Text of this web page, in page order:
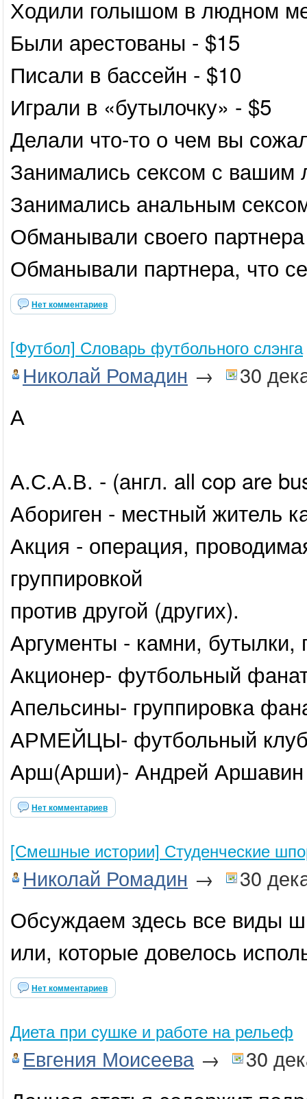
Ходили голышом в людном
Были арестованы - $15
Писали в бассейн - $10
Играли в «бутылочку» - $5
Делали что-то о чем вы
Занимались сексом с вашим
Занимались анальным
Обманывали своего
Обманывали партнера, что
Нет комментариев
[Футбол] Словарь футбольного слэнга
Николай Ромадин → 30
А
А.С.А.В. - (англ. all cop are
Абориген - местный житель
Акция - операция,
группировкой
против другой (других).
Аргументы - камни, бутылки,
Акционер- футбольный
Апельсины- группировка
АРМЕЙЦЫ- футбольный
Арш(Арши)- Андрей Аршавин
Нет комментариев
[Смешные истории] Студенческие
Николай Ромадин → 30
Обсуждаем здесь все виды
или, которые довелось
Нет комментариев
Диета при сушке и работе на рельеф
Евгения Моисеева → 30